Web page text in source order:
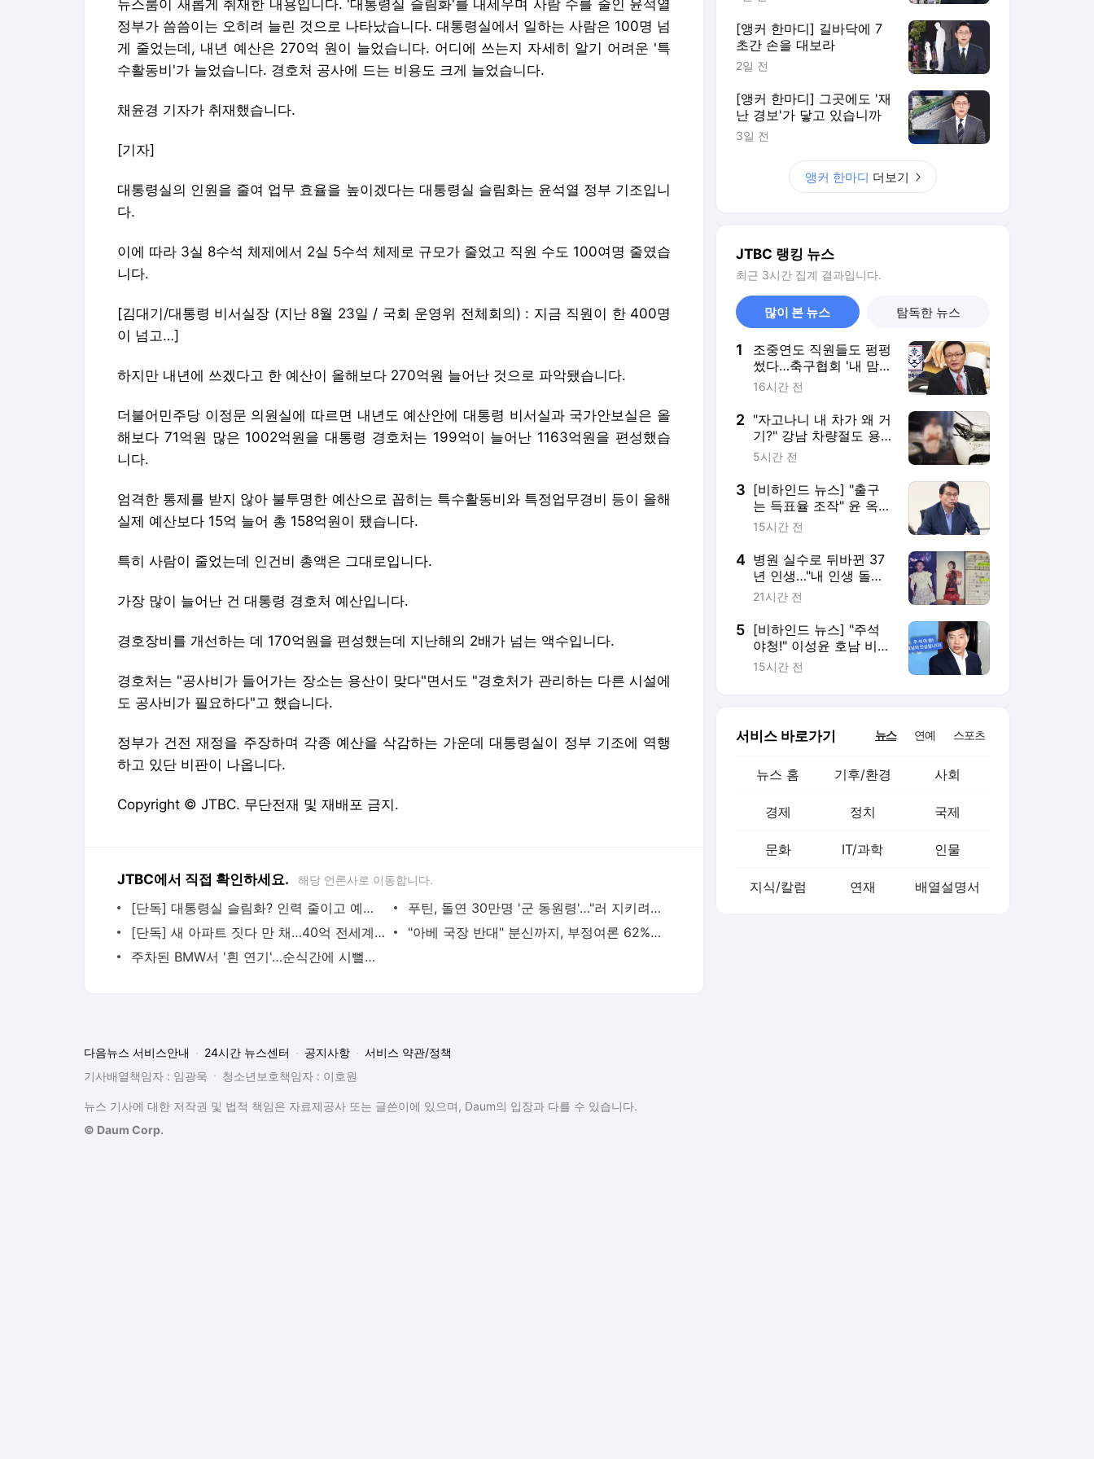
뉴스룸이 새롭게 취재한 내용입니다. '대통령실 슬림화'를 내세우며 사람 수를 줄인 윤석열
정부가 씀씀이는 오히려 늘린 것으로 나타났습니다. 대통령실에서 일하는 사람은 100명 넘
게 줄었는데, 내년 예산은 270억 원이 늘었습니다. 어디에 쓰는지 자세히 알기 어려운 '특
수활동비'가 늘었습니다. 경호처 공사에 드는 비용도 크게 늘었습니다.
채윤경 기자가 취재했습니다.
[기자]
대통령실의 인원을 줄여 업무 효율을 높이겠다는 대통령실 슬림화는 윤석열 정부 기조입니
다.
이에 따라 3실 8수석 체제에서 2실 5수석 체제로 규모가 줄었고 직원 수도 100여명 줄였습
니다.
[김대기/대통령 비서실장 (지난 8월 23일 / 국회 운영위 전체회의) : 지금 직원이 한 400명
이 넘고…]
하지만 내년에 쓰겠다고 한 예산이 올해보다 270억원 늘어난 것으로 파악됐습니다.
더불어민주당 이정문 의원실에 따르면 내년도 예산안에 대통령 비서실과 국가안보실은 올
해보다 71억원 많은 1002억원을 대통령 경호처는 199억이 늘어난 1163억원을 편성했습
니다.
엄격한 통제를 받지 않아 불투명한 예산으로 꼽히는 특수활동비와 특정업무경비 등이 올해
실제 예산보다 15억 늘어 총 158억원이 됐습니다.
특히 사람이 줄었는데 인건비 총액은 그대로입니다.
가장 많이 늘어난 건 대통령 경호처 예산입니다.
경호장비를 개선하는 데 170억원을 편성했는데 지난해의 2배가 넘는 액수입니다.
경호처는 "공사비가 들어가는 장소는 용산이 맞다"면서도 "경호처가 관리하는 다른 시설에
도 공사비가 필요하다"고 했습니다.
정부가 건전 재정을 주장하며 각종 예산을 삭감하는 가운데 대통령실이 정부 기조에 역행
하고 있단 비판이 나옵니다.
Copyright © JTBC. 무단전재 및 재배포 금지.
JTBC에서 직접 확인하세요. 해당 언론사로 이동합니다.
[단독] 대통령실 슬림화? 인력 줄이고 예산은 270억 늘었다
푸틴, 돌연 30만명 '군 동원령'…"러 지키려 모든 수단 쓸 것"
[단독] 새 아파트 짓다 만 채…40억 전세계약금 떼일 위기
"아베 국장 반대" 분신까지, 부정여론 62%…기시다는 강행
주차된 BMW서 '흰 연기'…순식간에 시뻘건 불길 '활활'
[앵커 한마디] 길바닥에 7
초간 손을 대보라
2일 전
[앵커 한마디] 그곳에도 '재
난 경보'가 닿고 있습니까
3일 전
앵커 한마디 더보기
JTBC 랭킹 뉴스
최근 3시간 집계 결과입니다.
많이 본 뉴스 탐독한 뉴스
1
조중연도 직원들도 펑펑
썼다…축구협회 '내 맘대
로 법카'
16시간 전
2 "자고나니 내 차가 왜 거
기?" 강남 차량절도 용
의자 추적중
5시간 전
3 [비하인드 뉴스] "출구
는 득표율 조작" 윤 옥중
메시지…윤상현마저 "선
15시간 전
4 병원 실수로 뒤바뀐 37
년 인생…"내 인생 돌려
내" 소송 제기
21시간 전
5 [비하인드 뉴스] "주석
야청!" 이성윤 호남 비하
논란…"당원을 뭘로 보
15시간 전
서비스 바로가기 뉴스 연예 스포츠
뉴스 홈 기후/환경 사회
경제 정치 국제
문화 IT/과학 인물
지식/칼럼 연재 배열설명서
다음뉴스 서비스안내 24시간 뉴스센터 공지사항
서비스 약관/정책
기사배열책임자 : 임광욱
청소년보호책임자 : 이호원
뉴스 기사에 대한 저작권 및 법적 책임은 자료제공사 또는 글쓴이에 있으며, Daum의 입장과 다를 수 있습니다.
© Daum Corp.